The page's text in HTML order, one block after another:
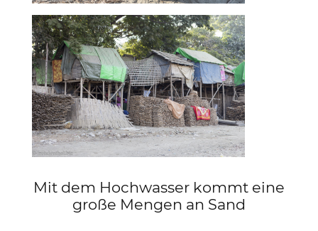
Mit dem Hochwasser kommt eine
große Mengen an Sand